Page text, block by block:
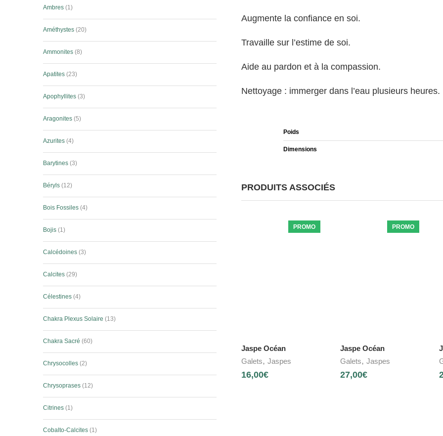
Augmente la confiance en soi.
Travaille sur l’estime de soi.
Aide au pardon et à la compassion.
Nettoyage : immerger dans l’eau plusieurs heures.
Poids
Dimensions
PRODUITS ASSOCIÉS
PROMO
Jaspe Océan
Galets, Jaspes
16,00€
PROMO
Jaspe Océan
Galets, Jaspes
27,00€
Ambres 1
Améthystes 20
Ammonites 8
Apatites 23
Apophyllites 3
Aragonites 5
Azurites 4
Barytines 3
Béryls 12
Bois Fossiles 4
Bojis 1
Calcédoines 3
Calcites 29
Célestines 4
Chakra Plexus Solaire 13
Chakra Sacré 60
Chrysocolles 2
Chrysoprases 12
Citrines 1
Cobalto-Calcites 1